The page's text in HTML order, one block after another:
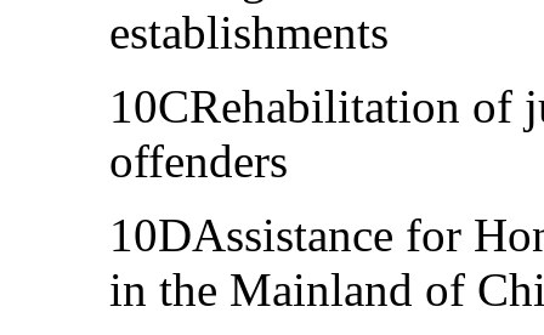
establishments
10CRehabilitation of
offenders
10DAssistance for
in the Mainland of